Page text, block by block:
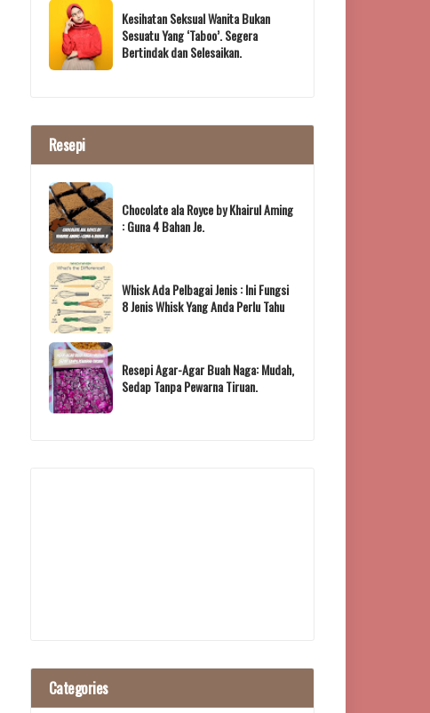
Kesihatan Seksual Wanita Bukan
Sesuatu Yang ‘Taboo’. Segera
Bertindak dan Selesaikan.
Resepi
Chocolate ala Royce by Khairul Aming
: Guna 4 Bahan Je.
Whisk Ada Pelbagai Jenis : Ini Fungsi
8 Jenis Whisk Yang Anda Perlu Tahu
Resepi Agar-Agar Buah Naga: Mudah,
Sedap Tanpa Pewarna Tiruan.
Categories